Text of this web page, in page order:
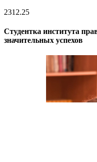
2312.25
Студентка института
значительных успехов